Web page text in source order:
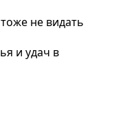
не видать
и удач в